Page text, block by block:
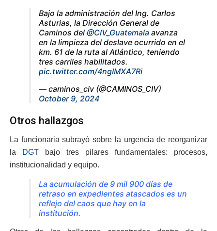
Bajo la administración del Ing. Carlos
Asturias, la Dirección General de
Caminos del @CIV_Guatemala avanza
en la limpieza del deslave ocurrido en el
km. 61 de la ruta al Atlántico, teniendo
tres carriles habilitados.
pic.twitter.com/4ngIMXA7Ri
— caminos_civ (@CAMINOS_CIV)
October 9, 2024
Otros hallazgos
La funcionaria subrayó sobre la urgencia de reorganizar
la
DGT bajo tres pilares fundamentales: procesos,
institucionalidad y equipo.
La acumulación de 9 mil 900 días de
retraso en expedientes atascados es un
reflejo del caos que hay en la
institución.